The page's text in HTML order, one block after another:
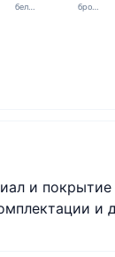
бел…
бро…
и
и